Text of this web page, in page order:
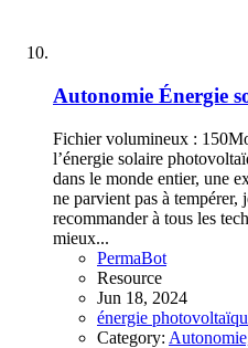
Autonomie Énergie
Fichier volumineux :
l’énergie solaire
dans le monde entier, une
ne parvient pas à tempérer,
recommander à tous les
mieux...
PermaBot
Resource
Jun 18, 2024
énergie
Category: